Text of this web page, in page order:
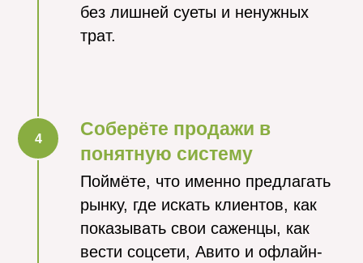
без лишней суеты и ненужных
трат.
Соберёте продажи в
понятную систему
Поймёте, что именно предлагать
рынку, где искать клиентов, как
показывать свои саженцы, как
вести соцсети, Авито и офлайн-